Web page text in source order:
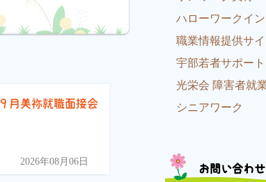
９月美祢就職面接会
2026年08月06日
ハローワークイ
職業情報提供サ
宇部若者サポー
光栄会 障害者就
シニアワーク
お問い合わせ